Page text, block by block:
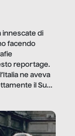
innescate di
facendo
reportage.
ne aveva
il Sud